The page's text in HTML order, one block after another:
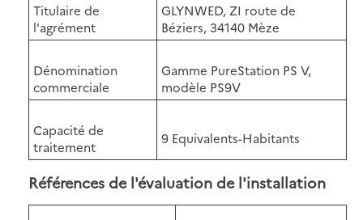
Titulaire de
l'agrément
GLYNWED, ZI route de
Béziers, 34140 Mèze
Dénomination
commerciale
Gamme PureStation PS V,
modèle PS9V
Capacité de
traitement
9 Equivalents-Habitants
Références de l'évaluation de l'installation